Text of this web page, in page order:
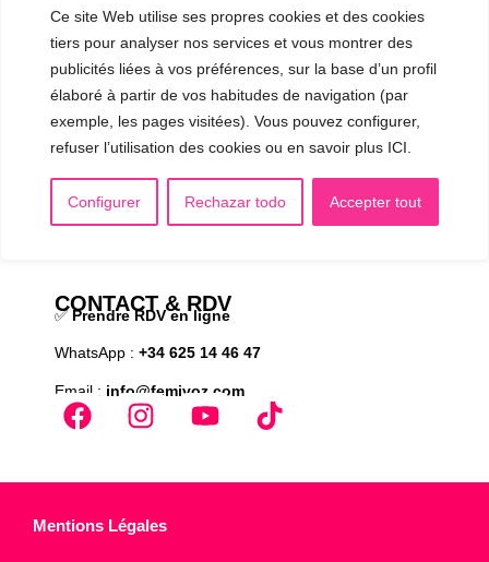
Ce site Web utilise ses propres cookies et des cookies
tiers pour analyser nos services et vous montrer des
publicités liées à vos préférences, sur la base d’un profil
élaboré à partir de vos habitudes de navigation (par
exemple, les pages visitées). Vous pouvez configurer,
refuser l’utilisation des cookies ou en savoir plus ICI.
Configurer Rechazar todo Accepter tout
▪️ Androgynisation de la voix
AUTRES SÉANCES
▪️ Voix virilisée par stéroïdes
▪️ Modification de l’accent
▪️ Caractérisation de la voix
🟥 CHIRURGIE : la Glottoplastie
CONTACT & RDV
✅ Prendre RDV en ligne
WhatsApp : +34 625 14 46 47
Email : info@femivoz.com
Mentions Légales